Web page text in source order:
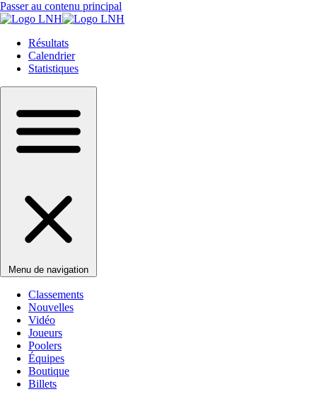
Passer au contenu principal
Résultats
Calendrier
Statistiques
Menu de navigation
Classements
Nouvelles
Vidéo
Joueurs
Poolers
Équipes
Boutique
Billets